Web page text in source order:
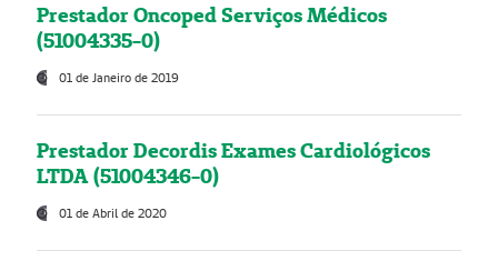
Prestador Oncoped Serviços Médicos
(51004335-0)
01 de Janeiro de 2019
Prestador Decordis Exames Cardiológicos
LTDA (51004346-0)
01 de Abril de 2020